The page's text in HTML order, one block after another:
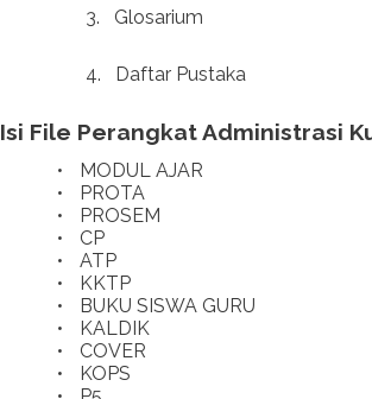
3. Glosarium
4. Daftar Pustaka
Isi File Perangkat Administrasi
•
MODUL AJAR
•
PROTA
•
PROSEM
•
CP
•
ATP
•
KKTP
•
BUKU SISWA GURU
•
KALDIK
•
COVER
•
KOPS